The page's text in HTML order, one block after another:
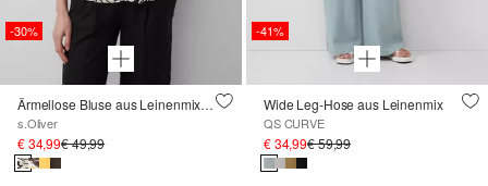
-30%
Ärmellose Bluse aus Leinenmix im Relaxed Fit
s.Oliver
€ 34,99€ 49,99
-41%
Wide Leg-Hose aus Leinenmix
QS CURVE
€ 34,99€ 59,99